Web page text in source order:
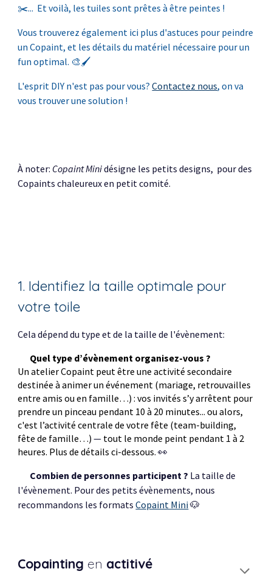
✂️... Et voilà, les tuiles sont prêtes à être peintes !
Vous trouverez également ici plus d'astuces pour peindre
un Copaint, et les détails du matériel nécessaire pour un
fun optimal. 🎨🖌️
L'esprit DIY n'est pas pour vous?Contactez nous, on va
vous trouver une solution !
À noter: Copaint Minidésigne les petits designs, pour des
Copaintschaleureuxen petit comité.
1. Identifiez la taille optimale pour
votre toile
Cela dépend du type et de la taille de l'évènement:
Quel type d’évènement organisez-vous ?
Un atelier Copaint peut être une activité secondaire
destinée à animer un événement (mariage, retrouvailles
entre amis ou en famille…) : vos invités s’y arrêtent pour
prendre un pinceau pendant 10 à 20 minutes... ou alors,
c'est l’activité centrale de votre fête (team-building,
fête de famille…)— tout le monde peint pendant 1 à 2
heures. Plus de détails ci-dessous. 👀
Combien de personnes participent? La taille de
l'évènement. Pour des petits évènements, nous
recommandons les formatsCopaint Mini🐶
Copainting en actitivé